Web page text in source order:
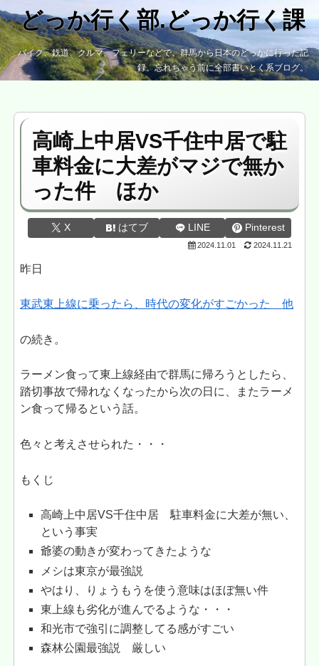
どっか行く部.どっか行く課
バイク、鉄道、クルマ、フェリーなどで、群馬から日本のどっかに行った記
録。忘れちゃう前に全部書いとく系ブログ。
高崎上中居VS千住中居で駐
車料金に大差がマジで無か
った件 ほか
X はてブ LINE Pinterest
2024.11.01 2024.11.21
昨日
東武東上線に乗ったら、時代の変化がすごかった 他
の続き。
ラーメン食って東上線経由で群馬に帰ろうとしたら、
踏切事故で帰れなくなったから次の日に、またラーメ
ン食って帰るという話。
色々と考えさせられた・・・
もくじ
高崎上中居VS千住中居 駐車料金に大差が無い、
という事実
爺婆の動きが変わってきたような
メシは東京が最強説
やはり、りょうもうを使う意味はほぼ無い件
東上線も劣化が進んでるような・・・
和光市で強引に調整してる感がすごい
森林公園最強説 厳しい